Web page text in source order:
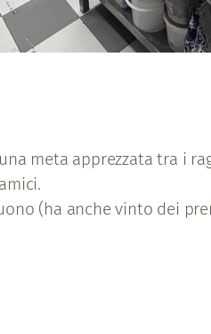
meta apprezzata tra i
(ha anche vinto dei